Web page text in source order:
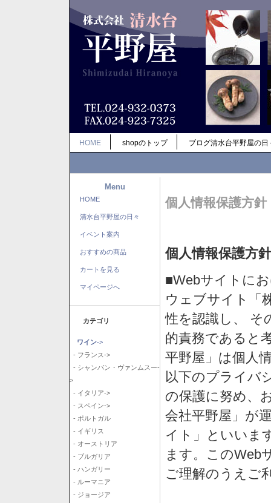
HOME shopのトップ ブログ清水台平野屋の日
Menu
HOME
清水台平野屋の日々
イベント案内
おすすめの商品
カートを見る
マイページへ
カテゴリ
ワイン->
- フランス->
- シャンパン・ヴァンムスー-
>
- イタリア->
- スペイン->
- ポルトガル
- イギリス
- オーストリア
- ブルガリア
- ハンガリー
- ルーマニア
- ジョージア
個人情報保護方針
個人情報保護方針
■Webサイトに
ウェブサイト「
性を認識し、 そ
的責務であると
平野屋」は個人
以下のプライバ
の保護に努め、
会社平野屋」が
イト」といいま
ます。このWeb
ご理解のうえご